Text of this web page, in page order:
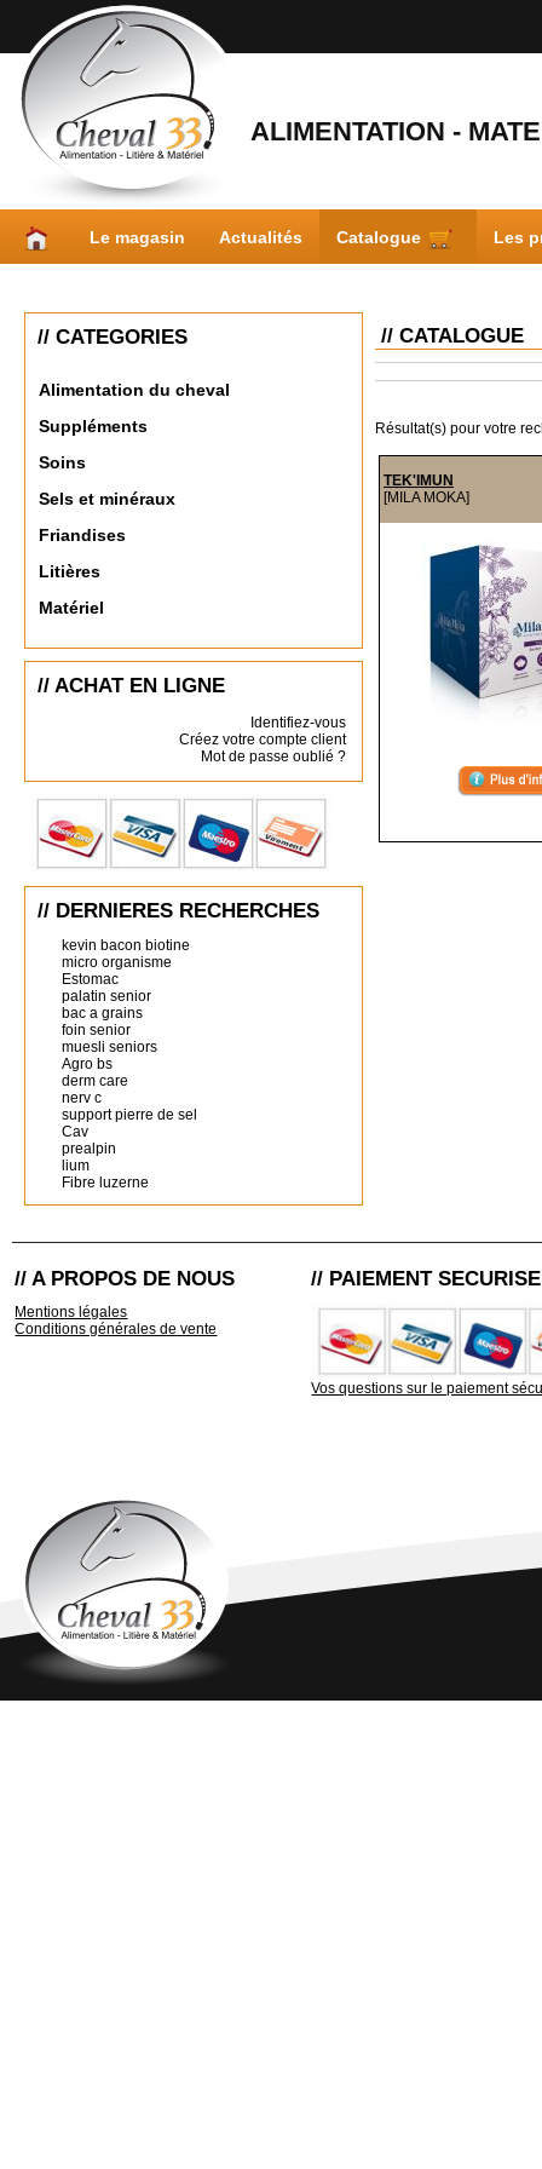
ALIMENTATION -
Le magasin Actualités Catalogue Les
// CATEGORIES
Alimentation du cheval
Suppléments
Soins
Sels et minéraux
Friandises
Litières
Matériel
// ACHAT EN LIGNE
Identifiez-vous
Créez votre compte client
Mot de passe oublié ?
// DERNIERES RECHERCHES
kevin bacon biotine
micro organisme
Estomac
palatin senior
bac a grains
foin senior
muesli seniors
Agro bs
derm care
nerv c
support pierre de sel
Cav
prealpin
lium
Fibre luzerne
// CATALOGUE
Résultat(s) pour votre
TEK'IMUN
[MILA MOKA]
// A PROPOS DE NOUS
Mentions légales
Conditions générales de vente
// PAIEMENT SECURISE
Vos questions sur le paiement